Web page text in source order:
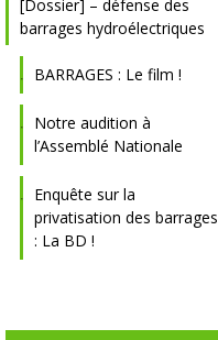
[Dossier] – défense des
barrages hydroélectriques
BARRAGES : Le film !
Notre audition à
l’Assemblé Nationale
Enquête sur la
privatisation des barrages
: La BD !